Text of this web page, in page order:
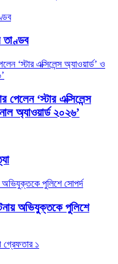
তাণ্ডব
‘স্টার এক্সিলেন্স
অ্যাওয়ার্ড ২০২৬’
অভিযুক্তকে পুলিশে